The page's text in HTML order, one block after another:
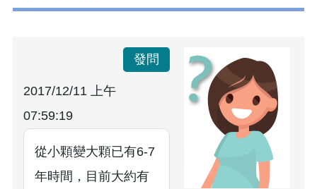
發問
2017/12/11 上午
07:59:19
從小顆變大顆已有6-7
年時間，目前大約有